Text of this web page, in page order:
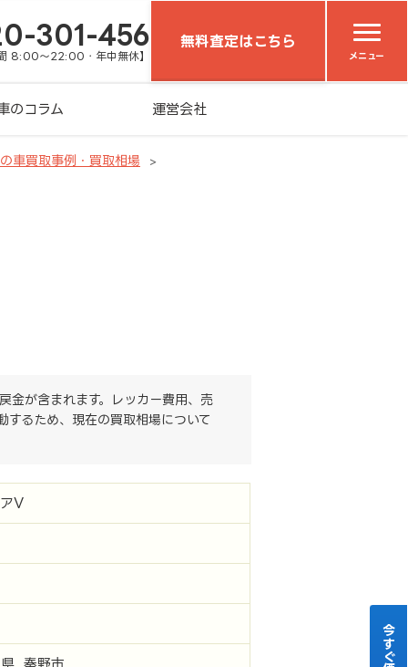
301-456
8:00～22:00・年中無休】
無料査定はこちら
メニュー
のコラム 運営会社
車買取事例・買取相場
金が含まれます。レッカー費用、売
するため、現在の買取相場について
V
秦野市